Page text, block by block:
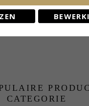
CATEGORIE